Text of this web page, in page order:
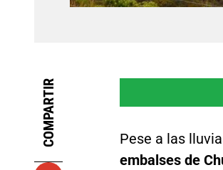
COMPARTIR Pese a las
embalses de